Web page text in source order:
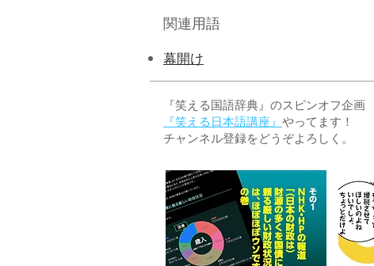
関連用語
幕開け
『笑える国語辞典』のスピンオフ企画
『笑える日本語講座』 やってます！
チャンネル登録をどうぞよろしく。